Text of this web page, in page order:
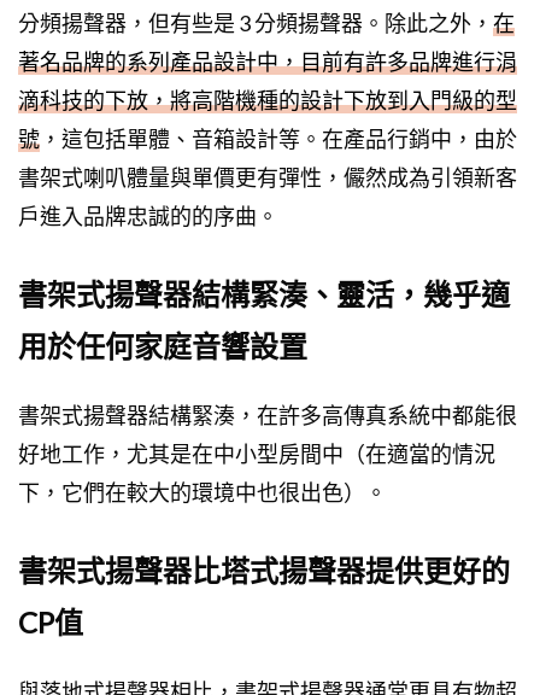
分頻揚聲器，但有些是 3 分頻揚聲器。除此之外， 在
著名品牌的系列產品設計中，目前有許多品牌進行涓
滴科技的下放，將高階機種的設計下放到入門級的型
號 ，這包括單體、音箱設計等。在產品行銷中，由於
書架式喇叭體量與單價更有彈性，儼然成為引領新客
戶進入品牌忠誠的的序曲。
書架式揚聲器結構緊湊、靈活，幾乎適
用於任何家庭音響設置
書架式揚聲器結構緊湊，在許多高傳真系統中都能很
好地工作，尤其是在中小型房間中（在適當的情況
下，它們在較大的環境中也很出色）。
書架式揚聲器比塔式揚聲器提供更好的
CP值